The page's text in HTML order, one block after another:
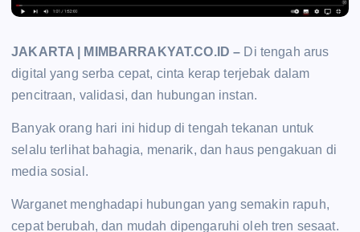
JAKARTA | MIMBARRAKYAT.CO.ID – Di tengah arus
digital yang serba cepat, cinta kerap terjebak dalam
pencitraan, validasi, dan hubungan instan.
Banyak orang hari ini hidup di tengah tekanan untuk
selalu terlihat bahagia, menarik, dan haus pengakuan di
media sosial.
Warganet menghadapi hubungan yang semakin rapuh,
cepat berubah, dan mudah dipengaruhi oleh tren sesaat.